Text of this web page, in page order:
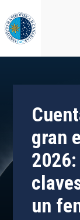
to
main
content
gran
un